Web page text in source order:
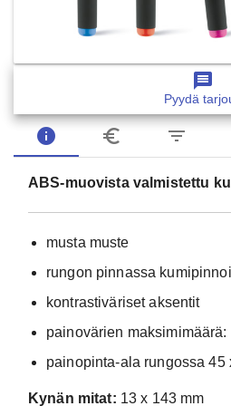
message
Pyydä
info euro_symbol filter_list
ABS-muovista valmistettu
musta muste
rungon pinnassa
kontrastiväriset aksentit
painovärien maksimimäärä:
painopinta-ala rungossa 45
Kynän mitat: 13 x 143 mm